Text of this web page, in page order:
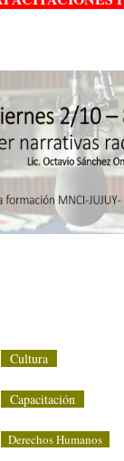
Cultura
Capacitación
Derechos Humanos